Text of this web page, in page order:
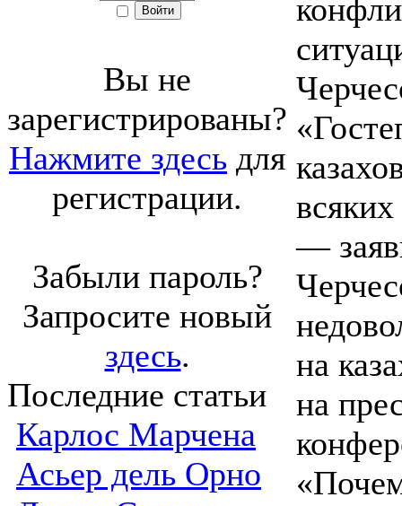
Вы не
зарегистрированы?
Нажмите здесь для
регистрации.
Забыли пароль?
Запросите новый
здесь.
Последние статьи
Карлос Марчена
Асьер дель Орно
—
на
на